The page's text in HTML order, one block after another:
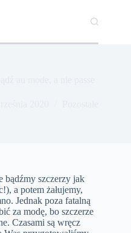
bądźmy szczerzy jak
a potem żałujemy,
Jednak poza fatalną
za modę, bo szczerze
Czasami są wręcz